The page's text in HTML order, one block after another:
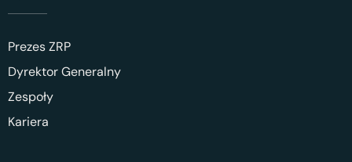
Prezes ZRP
Dyrektor Generalny
Zespoły
Kariera